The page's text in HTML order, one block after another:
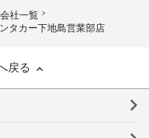
社一覧
タカー下地島営業部店
戻る